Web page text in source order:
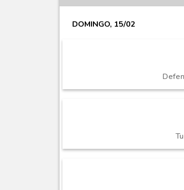
DOMINGO, 15/02